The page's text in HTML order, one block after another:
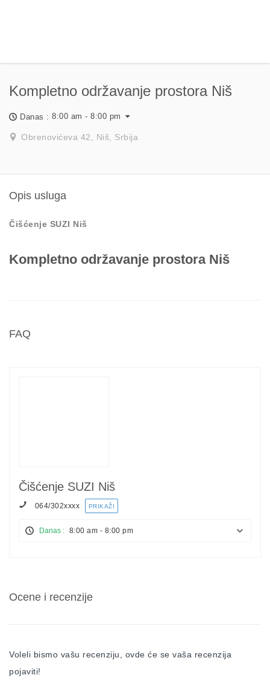
Kompletno održavanje prostora Niš
Danas : 8:00 am - 8:00 pm
Obrenovićeva 42, Niš, Srbija
Opis usluga
Čišćenje SUZI Niš
Kompletno održavanje prostora Niš
FAQ
Čišćenje SUZI Niš
064/302xxxx PRIKAŽI
Danas : 8:00 am - 8:00 pm
Ocene i recenzije
Voleli bismo vašu recenziju, ovde će se vaša recenzija
pojaviti!